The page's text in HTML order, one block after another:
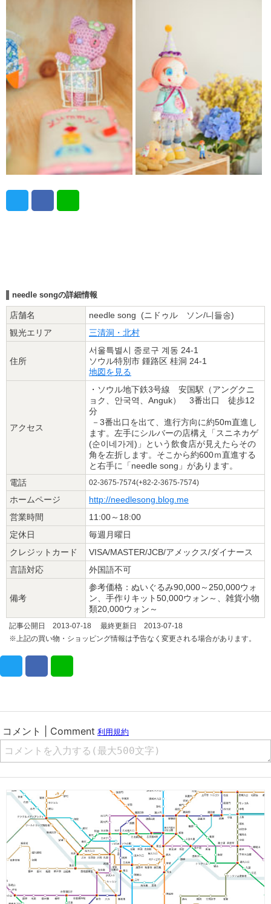
needle songの詳細情報
店舗名
needle song (ニドゥル ソン/니들송)
観光エリア
三清洞・北村
住所
서울특별시 종로구 계동 24-1
ソウル特別市 鍾路区 桂洞 24-1
地図を見る
アクセス
・ソウル地下鉄3号線 安国駅（アングクニ
ョク、안국역、Anguk） 3番出口 徒歩12
分
－3番出口を出て、進行方向に約50m直進し
ます。左手にシルバーの店構え「スニネカゲ
(순이네가게)」という飲食店が見えたらその
角を左折します。そこから約600ｍ直進する
と右手に「needle song」があります。
電話
02-3675-7574(+82-2-3675-7574)
ホームページ
http://needlesong.blog.me
営業時間
11:00～18:00
定休日
毎週月曜日
クレジットカード
VISA/MASTER/JCB/アメックス/ダイナース
言語対応
外国語不可
備考
参考価格：ぬいぐるみ90,000～250,000ウォ
ン、手作りキット50,000ウォン～、雑貨小物
類20,000ウォン～
記事公開日 2013-07-18 最終更新日 2013-07-18
※上記の買い物・ショッピング情報は予告なく変更される場合があります。